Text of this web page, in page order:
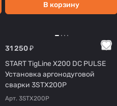
В корзину
31 250 ₽
START TigLine X200 DC PULSE
Установка аргонодуговой
сварки 3STX200P
Арт. 3STX200P